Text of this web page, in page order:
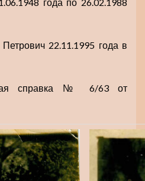
года по 26.02.1988
22.11.1995 года в
справка № 6/63 от